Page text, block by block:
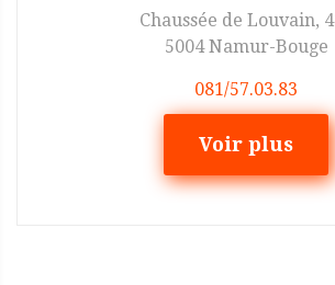
Chaussée de Louvain,
5004 Namur-Bouge
081/57.03.83
Voir plus